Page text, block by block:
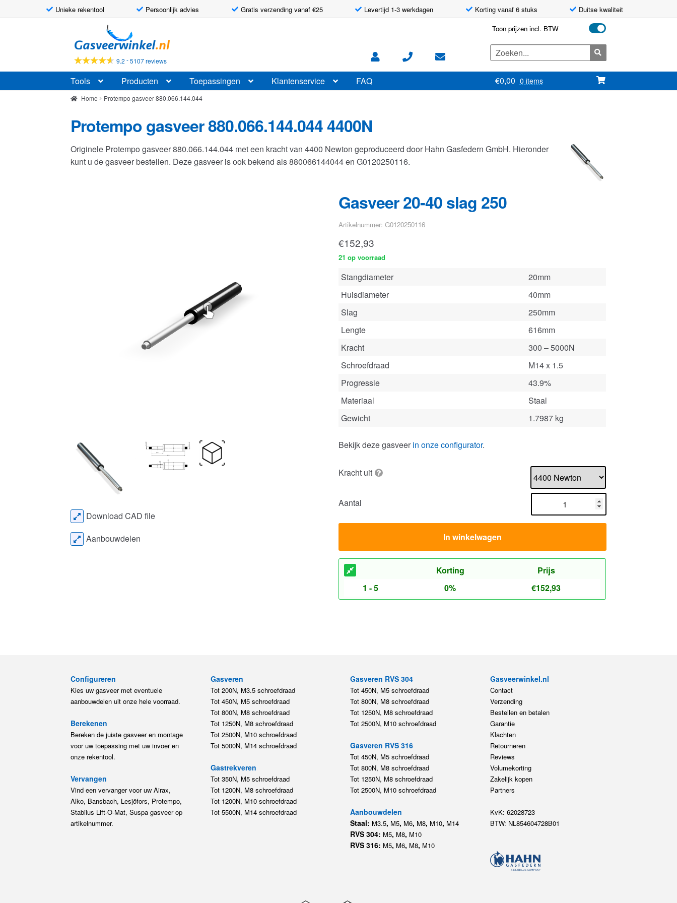
Unieke rekentool Persoonlijk advies Gratis verzending vanaf €25 Levertijd 1-3 werkdagen Korting vanaf 6 stuks Duitse kwaliteit
door
naar
navigatie
naar
de
inhoud
9.2 -5107 reviews
Toon prijzen incl. BTW
Zoeken
naar:
Tools Producten Toepassingen Klantenservice FAQ €0,00 0 items
Home Protempo gasveer 880.066.144.044
Protempo gasveer 880.066.144.044 4400N
Originele Protempo gasveer 880.066.144.044 met een kracht van 4400 Newton geproduceerd door Hahn Gasfedern GmbH. Hieronder
kunt u de gasveer bestellen. Deze gasveer is ook bekend als 880066144044 en G0120250116.
Gasveer 20-40 slag 250
Artikelnummer: G0120250116
€152,93
21 op voorraad
Stangdiameter
20mm
Huisdiameter
40mm
Slag
250mm
Lengte
616mm
Kracht
300 – 5000N
Schroefdraad
M14 x 1.5
Progressie
43.9%
Materiaal
Staal
Gewicht
1.7987 kg
Bekijk deze gasveer in onze configurator.
Kracht uit
Aantal
In winkelwagen
Korting
Prijs
1 - 5
0% €152,93
Download CAD file
Aanbouwdelen
Configureren
Kies uw gasveer met eventuele
aanbouwdelen uit onze hele voorraad.
Berekenen
Bereken de juiste gasveer en montage
voor uw toepassing met uw invoer en
onze rekentool.
Vervangen
Vind een vervanger voor uw Airax,
Alko, Bansbach, Lesjöfors, Protempo,
Stabilus Lift-O-Mat, Suspa gasveer op
artikelnummer.
Gasveren
Tot 200N, M3.5 schroefdraad
Tot 450N, M5 schroefdraad
Tot 800N, M8 schroefdraad
Tot 1250N, M8 schroefdraad
Tot 2500N, M10 schroefdraad
Tot 5000N, M14 schroefdraad
Gastrekveren
Tot 350N, M5 schroefdraad
Tot 1200N, M8 schroefdraad
Tot 1200N, M10 schroefdraad
Tot 5500N, M14 schroefdraad
Gasveren RVS 304
Tot 450N, M5 schroefdraad
Tot 800N, M8 schroefdraad
Tot 1250N, M8 schroefdraad
Tot 2500N, M10 schroefdraad
Gasveren RVS 316
Tot 450N, M5 schroefdraad
Tot 800N, M8 schroefdraad
Tot 1250N, M8 schroefdraad
Tot 2500N, M10 schroefdraad
Aanbouwdelen
Staal: M3.5, M5, M6, M8, M10, M14
RVS 304: M5, M8, M10
RVS 316: M5, M6, M8, M10
Gasveerwinkel.nl
Contact
Verzending
Bestellen en betalen
Garantie
Klachten
Retourneren
Reviews
Volumekorting
Zakelijk kopen
Partners
KvK: 62028723
BTW: NL854604728B01